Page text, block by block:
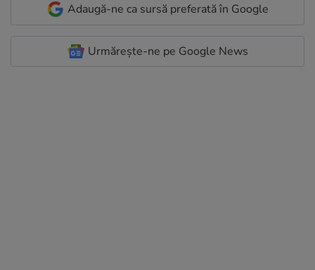
Adaugă-ne ca sursă preferată în Google
Urmărește-ne pe Google News